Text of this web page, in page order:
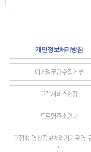
하
단
메
뉴
개인정보처리방침
이메일무단수집거부
고객서비스헌장
도로명주소안내
고정형 영상정보처리기기운영·
침